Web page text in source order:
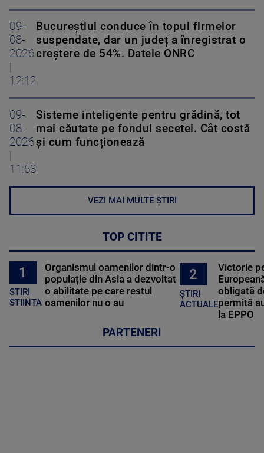
09-
08-
2026
12:12
Bucureștiul conduce în topul firmelor
suspendate, dar un județ a înregistrat o
creștere de 54%. Datele ONRC
09-
08-
2026
11:53
Sisteme inteligente pentru grădină, tot
mai căutate pe fondul secetei. Cât costă
și cum funcționează
VEZI MAI MULTE ȘTIRI
TOP CITITE
1
STIRI
STIINTA
Organismul oamenilor dintr-o
populație din Asia a dezvoltat
o abilitate pe care restul
oamenilor nu o au
2
ȘTIRI
ACTUALE
Victorie
obligată
permită
la EPPO
PARTENERI